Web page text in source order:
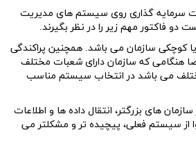
سرمایه گذاری روی سیستم های مدیریت
دو فاکتور مهم زیر را در نظر بگیرند.
یا کوچکی سازمان می باشد. همچنین پراکندگی
هنگامی که سازمان دارای شعبات مختلف
می باشد در انتخاب سیستم مناسب
های بزرگتر، انتقال داده ها و اطلاعات
سیستم فعلی، پیچیده تر و مشکلتر می